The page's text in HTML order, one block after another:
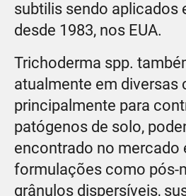
subtilis sendo aplicados
desde 1983, nos EUA.
Trichoderma spp.
atualmente em diversas
principalmente para
patógenos de solo,
encontrado no mercado
formulações como pós-
grânulos dispersíveis,